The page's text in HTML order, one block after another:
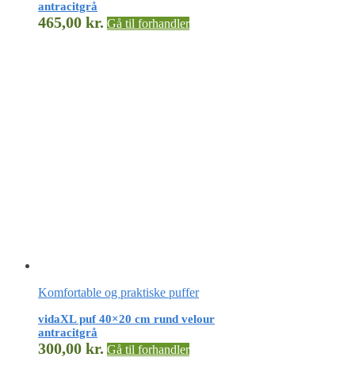
antracitgrå
465,00 kr. Gå til forhandler
Komfortable og praktiske puffer
vidaXL puf 40×20 cm rund velour
antracitgrå
300,00 kr. Gå til forhandler